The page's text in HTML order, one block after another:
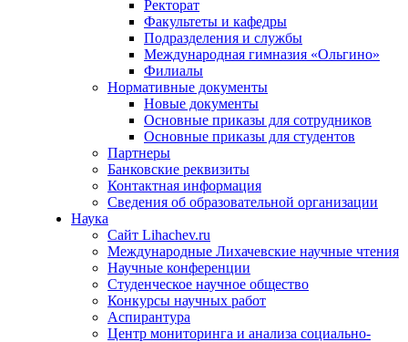
Ректорат
Факультеты и кафедры
Подразделения и службы
Международная гимназия «Ольгино»
Филиалы
Нормативные документы
Новые документы
Основные приказы для сотрудников
Основные приказы для студентов
Партнеры
Банковские реквизиты
Контактная информация
Сведения об образовательной организации
Наука
Сайт Lihachev.ru
Международные Лихачевские научные чтения
Научные конференции
Студенческое научное общество
Конкурсы научных работ
Аспирантура
Центр мониторинга и анализа социально-